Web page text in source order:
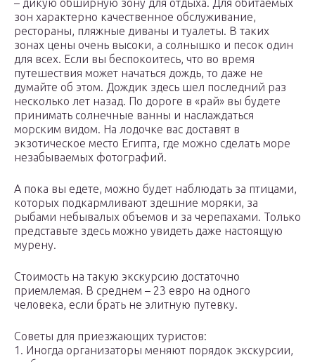
– дикую обширную зону для отдыха. Для обитаемых
зон характерно качественное обслуживание,
рестораны, пляжные диваны и туалеты. В таких
зонах цены очень высоки, а солнышко и песок один
для всех. Если вы беспокоитесь, что во время
путешествия может начаться дождь, то даже не
думайте об этом. Дождик здесь шел последний раз
несколько лет назад. По дороге в «рай» вы будете
принимать солнечные ванны и наслаждаться
морским видом. На лодочке вас доставят в
экзотическое место Египта, где можно сделать море
незабываемых фотографий.
А пока вы едете, можно будет наблюдать за птицами,
которых подкармливают здешние моряки, за
рыбами небывалых объемов и за черепахами. Только
представьте здесь можно увидеть даже настоящую
мурену.
Стоимость на такую экскурсию достаточно
приемлемая. В среднем – 23 евро на одного
человека, если брать не элитную путевку.
Советы для приезжающих туристов:
1. Иногда организаторы меняют порядок экскурсии,